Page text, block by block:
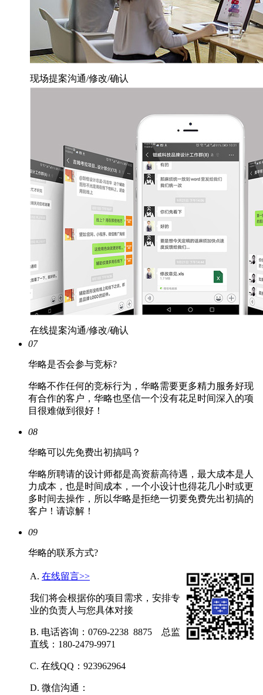
现场提案沟通/修改/确认
在线提案沟通/修改/确认
07
华略是否会参与竞标?
华略不作任何的竞标行为，华略需要更多精力服务好现
有合作的客户，华略也坚信一个没有花足时间深入的项
目很难做到很好！
08
华略可以先免费出初搞吗？
华略所聘请的设计师都是高资薪高待遇，最大成本是人
力成本，也是时间成本，一个小设计也得花几小时或更
多时间去操作，所以华略是拒绝一切要免费先出初搞的
客户！请谅解！
09
华略的联系方式?
A. 在线留言>>
我们将会根据你的项目需求，安排专
业的负责人与您具体对接
B. 电话咨询：0769-2238 8875 总监
直线：180-2479-9971
C. 在线QQ：923962964
D. 微信沟通：